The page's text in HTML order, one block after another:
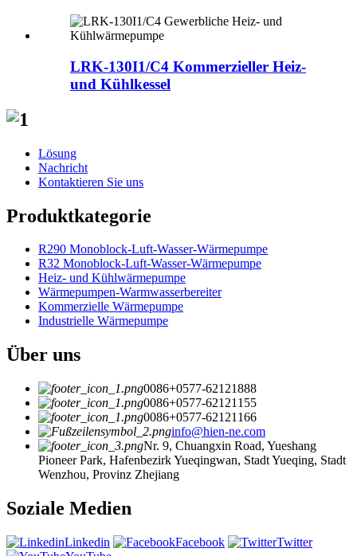
LRK-130I1/C4 Kommerzieller Heiz-
und Kühlkessel
Lösung
Nachricht
Kontaktieren Sie uns
Produktkategorie
R290 Monoblock-Luft-Wasser-Wärmepumpe
R32 Monoblock-Luft-Wasser-Wärmepumpe
Heiz- und Kühlwärmepumpe
Wärmepumpen-Warmwasserbereiter
Kommerzielle Wärmepumpe
Industrielle Wärmepumpe
Über uns
0086+0577-62121888
0086+0577-62121155
0086+0577-62121166
info@hien-ne.com
Nr. 9, Chuangxin Road, Yueshang
Pioneer Park, Hafenbezirk Yueqingwan, Stadt Yueqing, Stadt
Wenzhou, Provinz Zhejiang
Soziale Medien
Linkedin Facebook
Twitter